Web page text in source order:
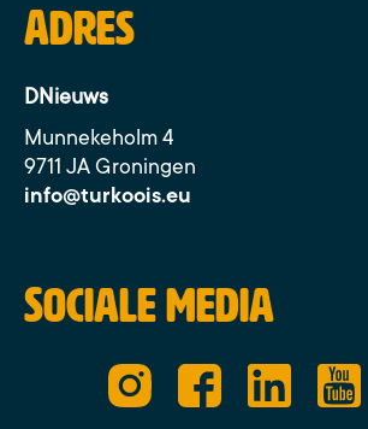
Adres
DNieuws
Munnekeholm 4
9711 JA Groningen
info@turkoois.eu
Sociale media